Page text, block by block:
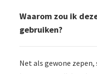
Waarom zou ik
gebruiken?
Net als gewone